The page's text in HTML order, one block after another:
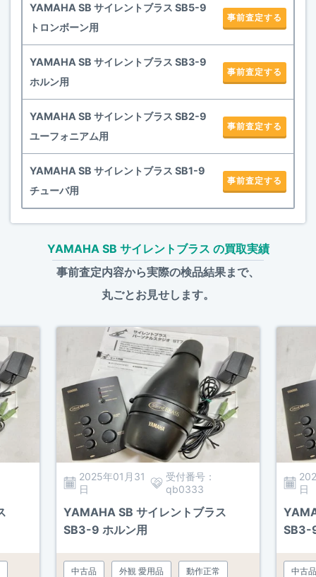
YAMAHA SB サイレントブラス SB5-9
トロンボーン用
事前査定する
YAMAHA SB サイレントブラス SB3-9
ホルン用
事前査定する
YAMAHA SB サイレントブラス SB2-9
ユーフォニアム用
事前査定する
YAMAHA SB サイレントブラス SB1-9
チューバ用
事前査定する
YAMAHA SB サイレントブラス の買取実績
事前査定内容から実際の検品結果まで、
丸ごとお見せします。
2025年01月31
日
受付番号：
qb0333
YAMAHA SB サイレントブラス
SB3-9 ホルン用
中古品 外観 愛用品 動作正常
日
SB3-
中古品